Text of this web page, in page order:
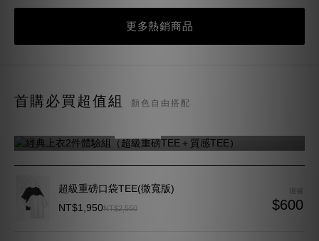
更多熱銷商品
首購必買超值組 顏色自由搭配
經典上衣2件體驗組
（超級重磅TEE＋質感TEE）
超級重磅口袋TEE(微寬版)
NT$1,950NT$2,550
現省
$600